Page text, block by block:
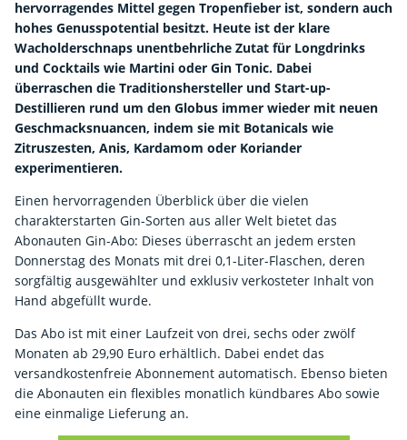
hervorragendes Mittel gegen Tropenfieber ist, sondern auch
hohes Genusspotential besitzt. Heute ist der klare
Wacholderschnaps unentbehrliche Zutat für Longdrinks
und Cocktails wie Martini oder Gin Tonic. Dabei
überraschen die Traditionshersteller und Start-up-
Destillieren rund um den Globus immer wieder mit neuen
Geschmacksnuancen, indem sie mit Botanicals wie
Zitruszesten, Anis, Kardamom oder Koriander
experimentieren.
Einen hervorragenden Überblick über die vielen
charakterstarten Gin-Sorten aus aller Welt bietet das
Abonauten Gin-Abo: Dieses überrascht an jedem ersten
Donnerstag des Monats mit drei 0,1-Liter-Flaschen, deren
sorgfältig ausgewählter und exklusiv verkosteter Inhalt von
Hand abgefüllt wurde.
Das Abo ist mit einer Laufzeit von drei, sechs oder zwölf
Monaten ab 29,90 Euro erhältlich. Dabei endet das
versandkostenfreie Abonnement automatisch. Ebenso bieten
die Abonauten ein flexibles monatlich kündbares Abo sowie
eine einmalige Lieferung an.